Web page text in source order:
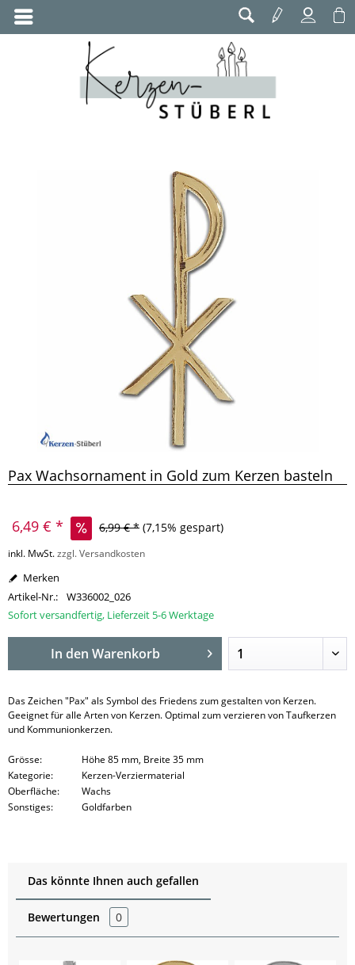
Pax Wachsornament in Gold zum Kerzen basteln
6,49 € * 6,99 € * (7,15% gespart)
inkl. MwSt.zzgl. Versandkosten
Merken
Artikel-Nr.:
W336002_026
Sofort versandfertig, Lieferzeit 5-6 Werktage
In den Warenkorb
Das Zeichen "Pax" als Symbol des Friedens zum gestalten von Kerzen.
Geeignet für alle Arten von Kerzen. Optimal zum verzieren von Taufkerzen
und Kommunionkerzen.
Grösse:
Höhe 85 mm, Breite 35 mm
Kategorie:
Kerzen-Verziermaterial
Oberfläche:
Wachs
Sonstiges:
Goldfarben
Das könnte Ihnen auch gefallen
Bewertungen 0